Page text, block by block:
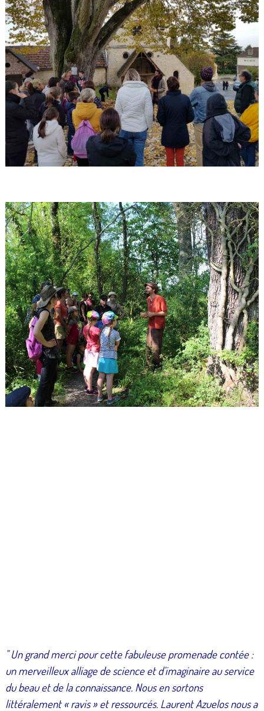
" Un grand merci pour cette fabuleuse promenade contée :
un merveilleux alliage de science et d’imaginaire au service
du beau et de la connaissance. Nous en sortons
littéralement « ravis » et ressourcés. Laurent Azuelos nous a